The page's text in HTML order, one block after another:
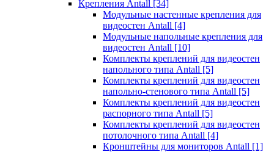
Крепления Antall [34]
Модульные настенные крепления для
видеостен Antall [4]
Модульные напольные крепления для
видеостен Antall [10]
Комплекты креплений для видеостен
напольного типа Antall [5]
Комплекты креплений для видеостен
напольно-стенового типа Antall [5]
Комплекты креплений для видеостен
распорного типа Antall [5]
Комплекты креплений для видеостен
потолочного типа Antall [4]
Кронштейны для мониторов Antall [1]